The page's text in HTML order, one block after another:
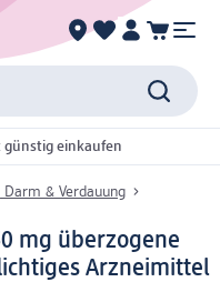
günstig einkaufen
Darm & Verdauung
mg überzogene
Arzneimittel